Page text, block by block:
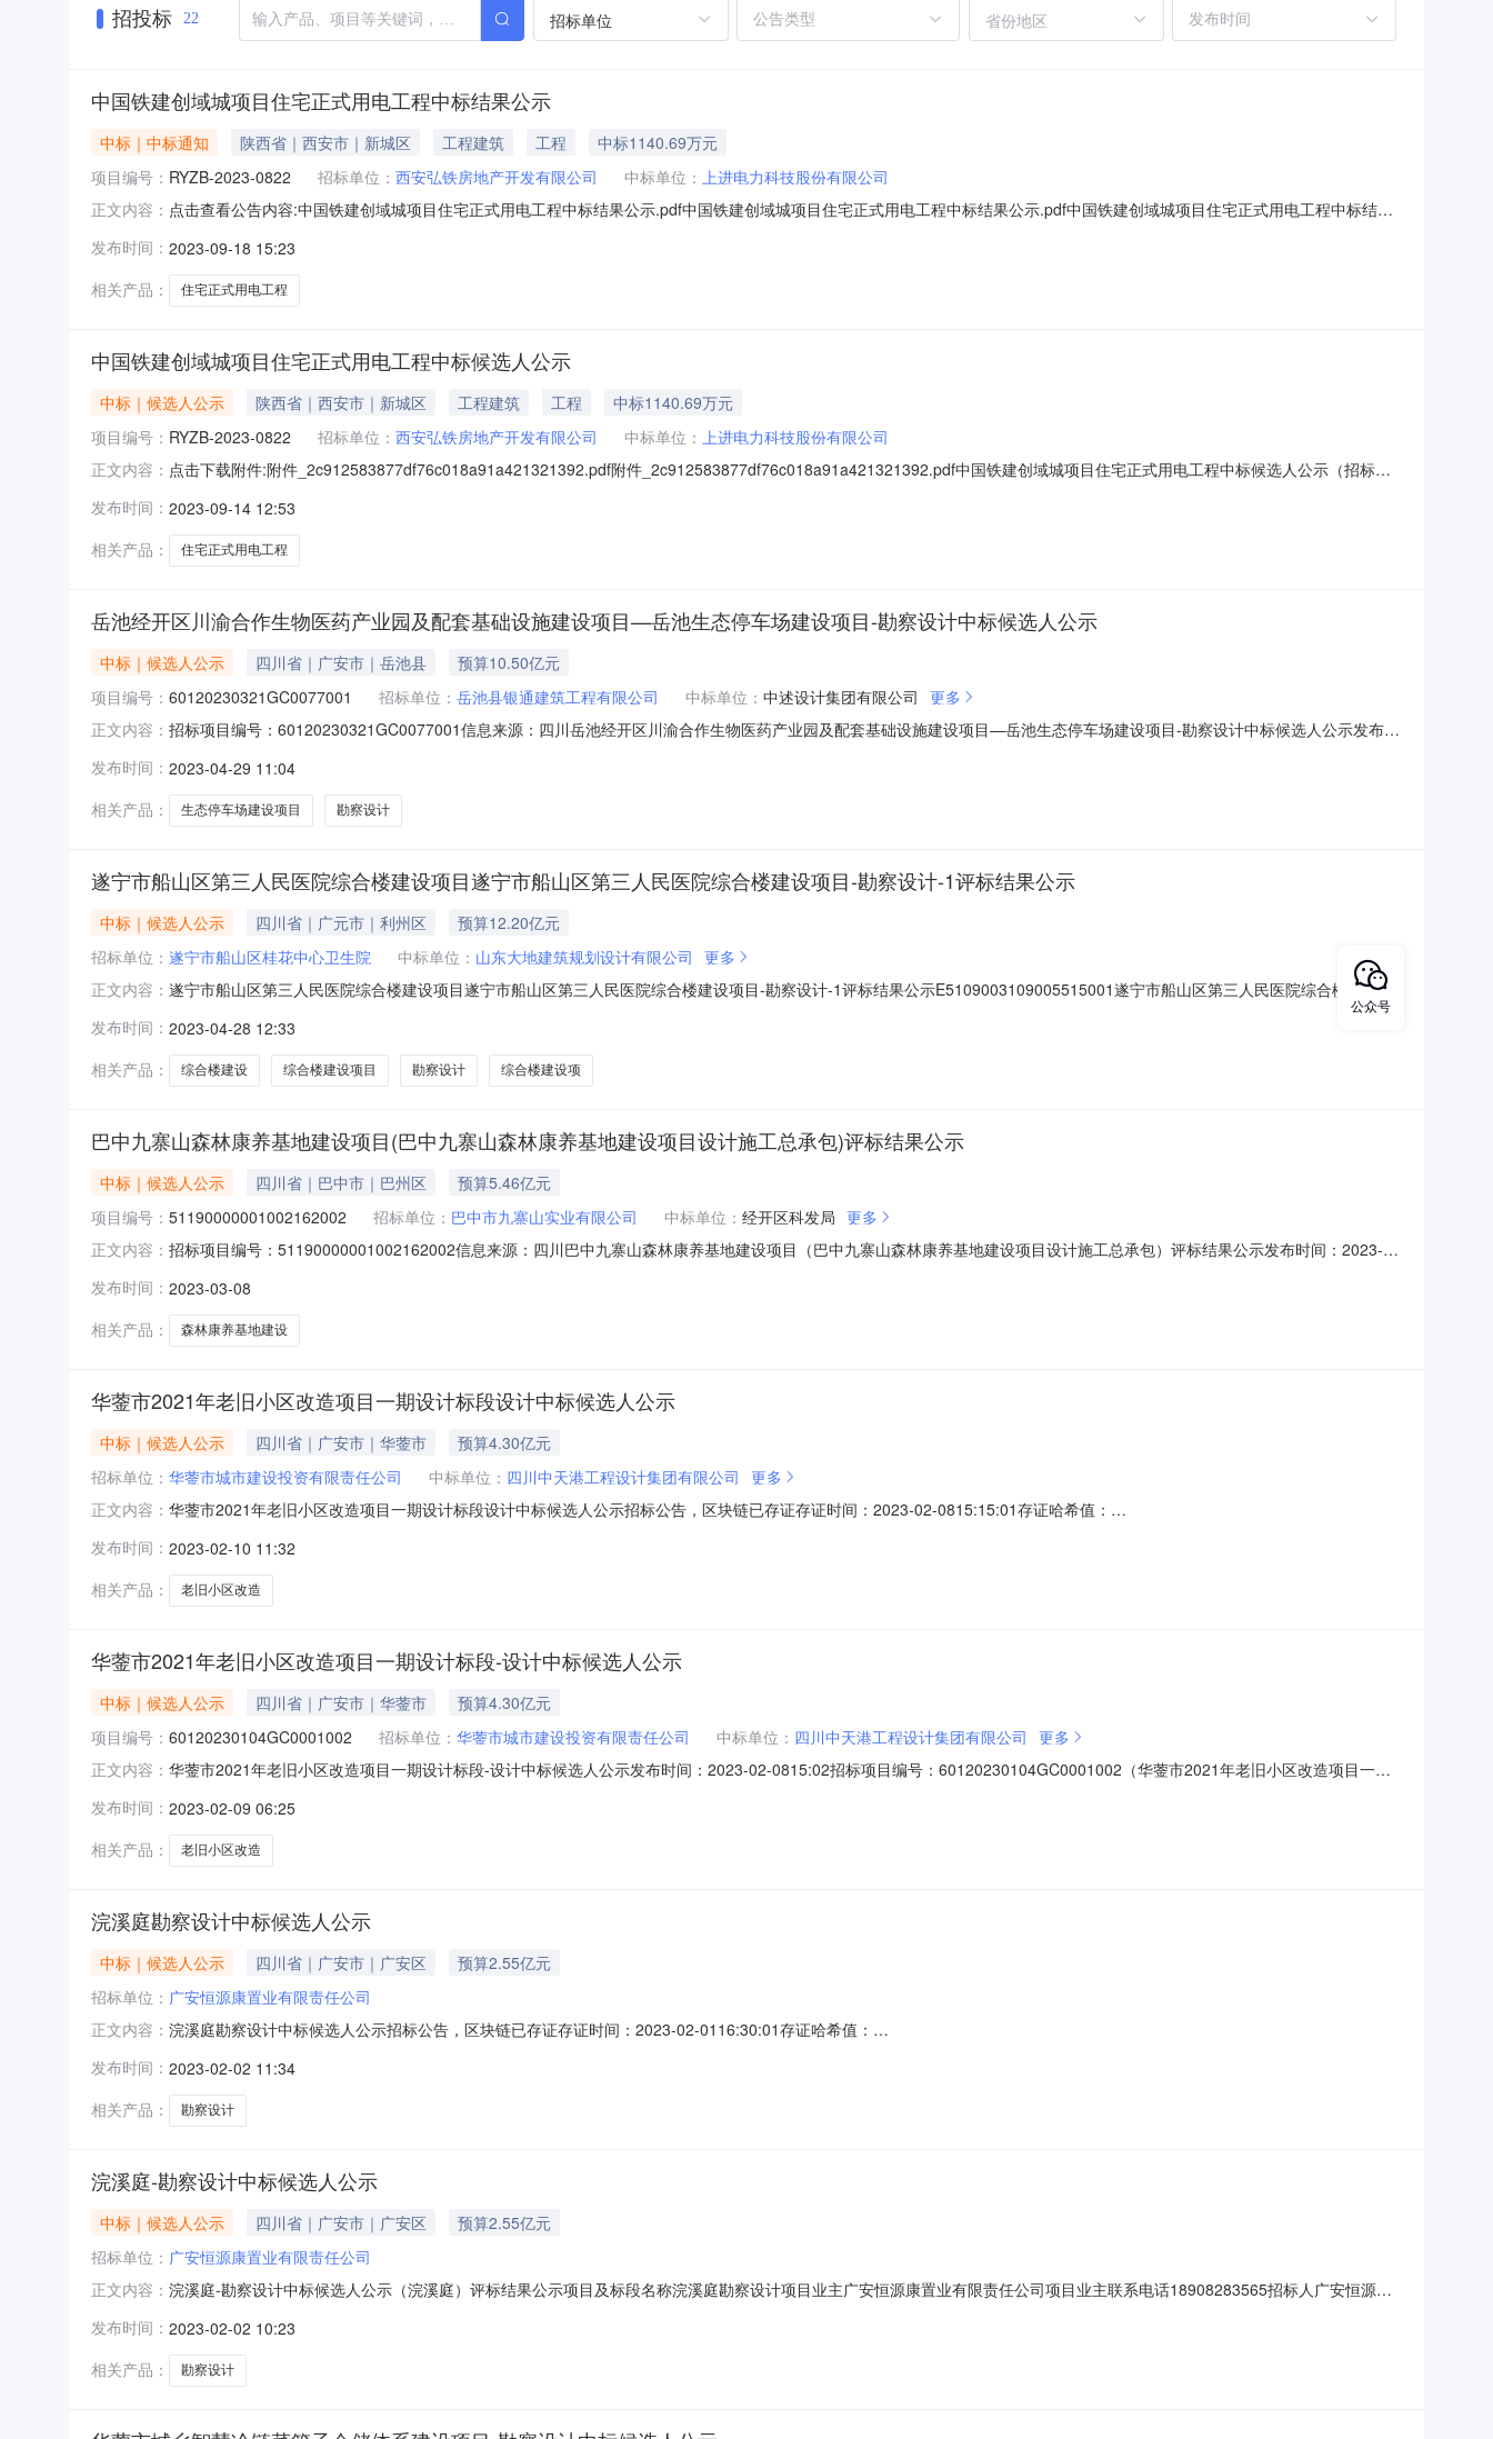
招投标 22 招标单位 省份地区
中国铁建创域城项目住宅正式用电工程中标结果公示
中标｜中标通知 陕西省｜西安市｜新城区 工程建筑 工程
中标1140.69万元
项目编号： RYZB-2023-0822 招标单位： 西安弘铁房地产开发有限公司 中标单位： 上进电力科技股份有限公司
正文内容： 点击查看公告内容:中国铁建创域城项目住宅正式用电工程中标结果公示.pdf中国铁建创域城项目住宅正式用电工程中标结果公示.pdf中国铁建创域城项目住宅正式用电工程中标结果
二、其他：1三、监督部门本招标项目的监督部门为/。四、联系方式招标人：西安弘铁房地产开发有限公司地址：陕西省西咸新区秦汉新城窑店街办兰池大厦联系人：杨部长电话：
157
发布时间： 2023-09-18 15:23
相关产品：
住宅正式用电工程
中国铁建创域城项目住宅正式用电工程中标候选人公示
中标｜候选人公示 陕西省｜西安市｜新城区 工程建筑 工程
中标1140.69万元
项目编号： RYZB-2023-0822 招标单位： 西安弘铁房地产开发有限公司 中标单位： 上进电力科技股份有限公司
正文内容： 点击下载附件:附件_2c912583877df76c018a91a421321392.pdf附件_2c912583877df76c018a91a421321392.pdf中国铁建创域城项目住宅正式用电工程中标候选人公示（招标编
技股份有限公司，投标报价：1140.688342万元，质量：合格，工期/交货期/服务期：180天；中标候选人第
发布时间： 2023-09-14 12:53
相关产品：
住宅正式用电工程
岳池经开区川渝合作生物医药产业园及配套基础设施建设项目—岳池生态停车场建设项目-勘察设计中标候选人公示
中标｜候选人公示 四川省｜广安市｜岳池县
预算10.50亿元
项目编号： 60120230321GC0077001 招标单位： 岳池县银通建筑工程有限公司 中标单位： 中述设计集团有限公司 更多
正文内容： 招标项目编号：60120230321GC0077001信息来源：四川岳池经开区川渝合作生物医药产业园及配套基础设施建设项目—岳池生态停车场建设项目-勘察设计中标候选人公示发布时
作生物医药产业园及配套基础设施建设项目—岳池生态停车场建设项目勘察设计项目业主岳池县银通建筑工程有限公司项目业主联系电话13518397882招标人岳池县银通建筑工程有
限公
发布时间： 2023-04-29 11:04
相关产品：
生态停车场建设项目 勘察设计
遂宁市船山区第三人民医院综合楼建设项目遂宁市船山区第三人民医院综合楼建设项目-勘察设计-1评标结果公示
中标｜候选人公示 四川省｜广元市｜利州区
预算12.20亿元
招标单位： 遂宁市船山区桂花中心卫生院 中标单位： 山东大地建筑规划设计有限公司 更多
正文内容： 遂宁市船山区第三人民医院综合楼建设项目遂宁市船山区第三人民医院综合楼建设项目-勘察设计-1评标结果公示E5109003109005515001遂宁市船山区第三人民医院综合楼建设项
目评标结果公示项目及标段名称遂宁市船山区第三人民医院综合楼建设项目遂宁市船山区第三人民医院综合楼建设项目-勘察设计-1项目业主遂宁市船山区桂花中心卫生院项目业主联
系电话13550777113招标人遂宁市船山区桂花中心卫生院招标人联系电话13550777113招标代理机构四川凯洋工程项目管理有限公司招标代理机构联系电话028-60130146
发布时间： 2023-04-28 12:33
相关产品：
综合楼建设 综合楼建设项目 勘察设计 综合楼建设项
巴中九寨山森林康养基地建设项目(巴中九寨山森林康养基地建设项目设计施工总承包)评标结果公示
中标｜候选人公示 四川省｜巴中市｜巴州区
预算5.46亿元
项目编号： 51190000001002162002 招标单位： 巴中市九寨山实业有限公司 中标单位： 经开区科发局 更多
正文内容： 招标项目编号：51190000001002162002信息来源：四川巴中九寨山森林康养基地建设项目（巴中九寨山森林康养基地建设项目设计施工总承包）评标结果公示发布时间：2023-
（巴中九寨山森林康养基地建设项目设计施工总承包）项目业主巴中市九寨山实业有限公司项目业主联系电话0827-5677712招标人巴中市九寨山实业有限公司招标人联系电话0827-
发布时间： 2023-03-08
相关产品：
森林康养基地建设
华蓥市2021年老旧小区改造项目一期设计标段设计中标候选人公示
中标｜候选人公示 四川省｜广安市｜华蓥市
预算4.30亿元
招标单位： 华蓥市城市建设投资有限责任公司 中标单位： 四川中天港工程设计集团有限公司 更多
正文内容： 华蓥市2021年老旧小区改造项目一期设计标段设计中标候选人公示招标公告，区块链已存证存证时间：2023-02-0815:15:01存证哈希值：
及标段名称华蓥市2021年老旧小区改造项目一期设计标段设计项目业主华蓥市城市建设投资有限责任公司项目业主联系电话15750986805招标人华蓥市城市建设投资有
发布时间： 2023-02-10 11:32
相关产品：
老旧小区改造
华蓥市2021年老旧小区改造项目一期设计标段-设计中标候选人公示
中标｜候选人公示 四川省｜广安市｜华蓥市
预算4.30亿元
项目编号： 60120230104GC0001002 招标单位： 华蓥市城市建设投资有限责任公司 中标单位： 四川中天港工程设计集团有限公司 更多
正文内容： 华蓥市2021年老旧小区改造项目一期设计标段-设计中标候选人公示发布时间：2023-02-0815:02招标项目编号：60120230104GC0001002（华蓥市2021年老旧小区改造项目一期
市城市建设投资有限责任公司招标人联系电话15750986805招标代理机构四川方裕工程项目管理有限公司招标代理机构联系电话17340098757开标地点广
发布时间： 2023-02-09 06:25
相关产品：
老旧小区改造
浣溪庭勘察设计中标候选人公示
中标｜候选人公示 四川省｜广安市｜广安区
预算2.55亿元
招标单位： 广安恒源康置业有限责任公司
正文内容： 浣溪庭勘察设计中标候选人公示招标公告，区块链已存证存证时间：2023-02-0116:30:01存证哈希值：
安恒源康置业有限责任公司项目业主联系电话18908283565招标人广安恒源康置业有限责任公司招标人联系电话18908283565招标代理机构四川座标工程项目管理有限公司招标代
理机构联系电话1828
发布时间： 2023-02-02 11:34
相关产品：
勘察设计
浣溪庭-勘察设计中标候选人公示
中标｜候选人公示 四川省｜广安市｜广安区
预算2.55亿元
招标单位： 广安恒源康置业有限责任公司
正文内容： 浣溪庭-勘察设计中标候选人公示（浣溪庭）评标结果公示项目及标段名称浣溪庭勘察设计项目业主广安恒源康置业有限责任公司项目业主联系电话18908283565招标人广安恒源康
开标时间2023-01-3109:30:00公示期2023-02-02至2023-02-08投标最高限价（元）5170515.00中标候选人及排序中标候选人名称投标报价（元）经
发布时间： 2023-02-02 10:23
相关产品：
勘察设计
公众号